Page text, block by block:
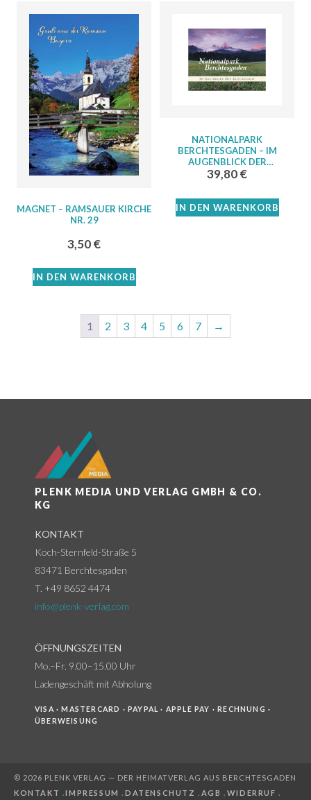
MAGNET – RAMSAUER KIRCHE
NR. 29
3,50€
IN DEN WARENKORB
NATIONALPARK
BERCHTESGADEN – IM
AUGENBLICK DER
ZEITLOSIGKEIT
39,80€
IN DEN WARENKORB
1 2 3 4 5 6 7 →
PLENK MEDIA UND VERLAG GMBH & CO.
KG
KONTAKT
Koch-Sternfeld-Straße 5
83471 Berchtesgaden
T. +49 8652 4474
info@plenk-verlag.com
ÖFFNUNGSZEITEN
Mo.–Fr. 9.00–15.00 Uhr
Ladengeschäft mit Abholung
VISA · MASTERCARD · PAYPAL · APPLE PAY · RECHNUNG ·
ÜBERWEISUNG
© 2026 PLENK VERLAG — DER HEIMATVERLAG AUS BERCHTESGADEN
KONTAKT .IMPRESSUM .DATENSCHUTZ . AGB . WIDERRUF .